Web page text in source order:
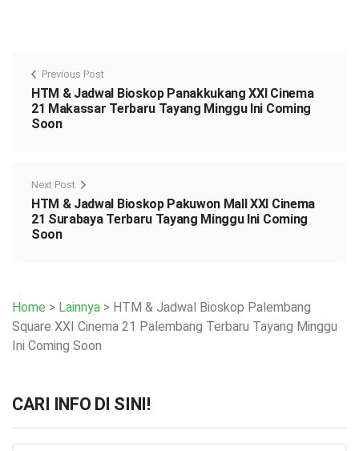
Previous Post
HTM & Jadwal Bioskop Panakkukang XXI Cinema
21 Makassar Terbaru Tayang Minggu Ini Coming
Soon
Next Post
HTM & Jadwal Bioskop Pakuwon Mall XXI Cinema
21 Surabaya Terbaru Tayang Minggu Ini Coming
Soon
Home > Lainnya > HTM & Jadwal Bioskop Palembang
Square XXI Cinema 21 Palembang Terbaru Tayang Minggu
Ini Coming Soon
CARI INFO DI SINI!